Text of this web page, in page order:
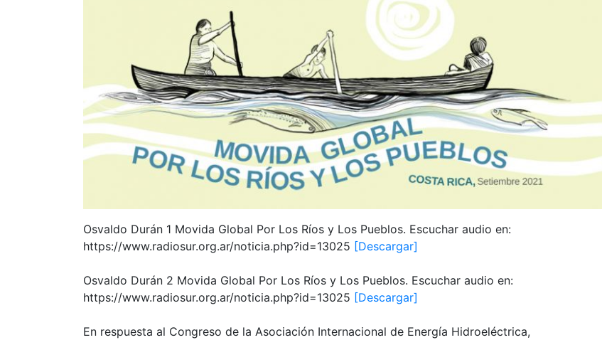
Osvaldo Durán 1 Movida Global Por Los Ríos y Los Pueblos. Escuchar audio en:
https://www.radiosur.org.ar/noticia.php?id=13025 [Descargar]
Osvaldo Durán 2 Movida Global Por Los Ríos y Los Pueblos. Escuchar audio en:
https://www.radiosur.org.ar/noticia.php?id=13025 [Descargar]
En respuesta al Congreso de la Asociación Internacional de Energía Hidroeléctrica,